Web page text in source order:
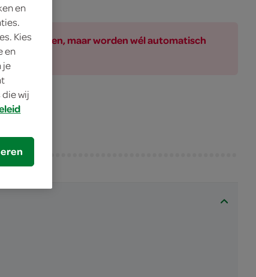
producten, maar worden wél automatisch
en
Kies
en
je
wij